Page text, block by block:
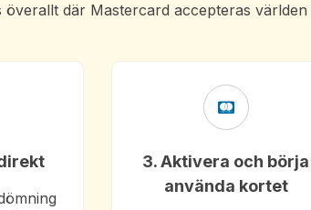
där Mastercard accepteras världen
3. Aktivera och börja
använda kortet